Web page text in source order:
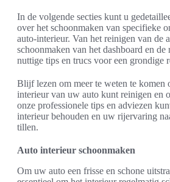
In de volgende secties kunt u
over het schoonmaken van specifieke
auto-interieur. Van het reinigen van de
schoonmaken van het dashboard en de
nuttige tips en trucs voor een grondige
Blijf lezen om meer te weten te komen
interieur van uw auto kunt reinigen en
onze professionele tips en adviezen
interieur behouden en uw rijervaring
tillen.
Auto interieur schoonmaken
Om uw auto een frisse en schone